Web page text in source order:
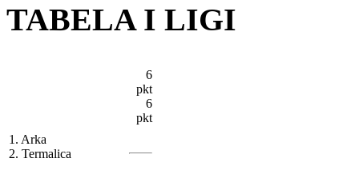
TABELA I LIGI
1. Arka
2. Termalica
6
pkt
6
pkt